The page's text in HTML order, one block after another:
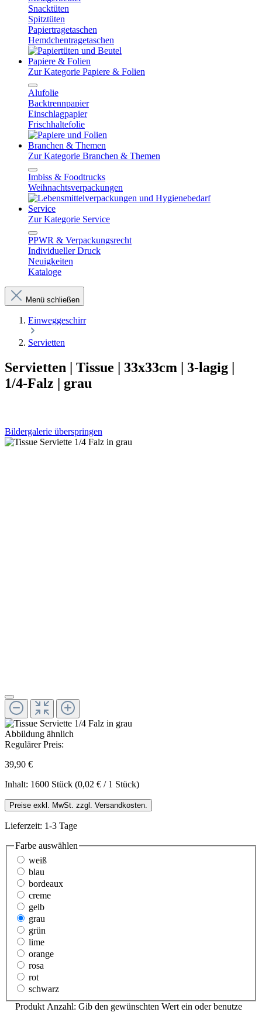
Snacktüten
Spitztüten
Papiertragetaschen
Hemdchentragetaschen
Papiere & Folien
Zur Kategorie Papiere & Folien
Alufolie
Backtrennpapier
Einschlagpapier
Frischhaltefolie
Branchen & Themen
Zur Kategorie Branchen & Themen
Imbiss & Foodtrucks
Weihnachtsverpackungen
Service
Zur Kategorie Service
PPWR & Verpackungsrecht
Individueller Druck
Neuigkeiten
Kataloge
Menü schließen
Einweggeschirr
Servietten
Servietten | Tissue | 33x33cm | 3-lagig |
1/4-Falz | grau
Bildergalerie überspringen
Abbildung ähnlich
Regulärer Preis:
39,90 €
Inhalt: 1600 Stück (0,02 € / 1 Stück)
Preise exkl. MwSt. zzgl. Versandkosten.
Lieferzeit: 1-3 Tage
Farbe auswählen
weiß
blau
bordeaux
creme
gelb
grau
grün
lime
orange
rosa
rot
schwarz
Produkt Anzahl: Gib den gewünschten Wert ein oder benutze